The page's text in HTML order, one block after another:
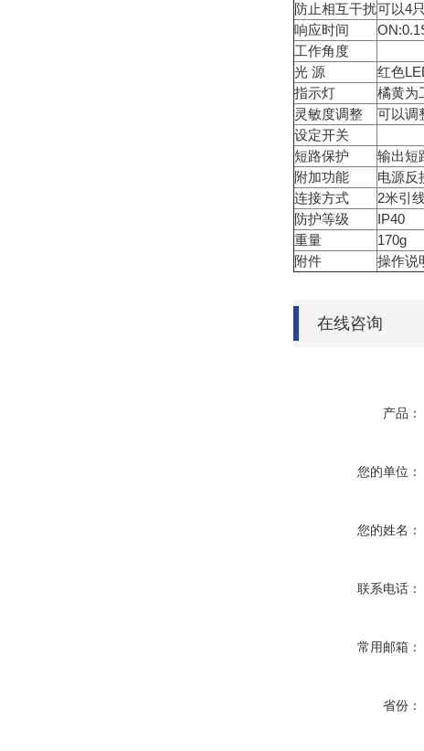
防止相互干扰可以4
响应时间
工作角度
光 源
红色
指示灯
橘黄为
灵敏度调整
可以调
设定开关
短路保护
输出短
附加功能
电源反
连接方式
2米引
防护等级
IP40
重量
170g
附件
操作说
在线咨询
产品：
您的单位：
您的姓名：
联系电话：
常用邮箱：
省份：